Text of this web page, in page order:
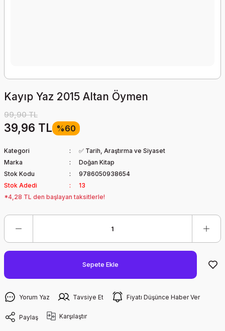
Kayıp Yaz 2015 Altan Öymen
99,90 TL
39,96 TL %60
Kategori
✅ Tarih, Araştırma ve Siyaset
Marka
Doğan Kitap
Stok Kodu
9786050938654
Stok Adedi
13
*4,28 TL den başlayan taksitlerle!
Sepete Ekle
Yorum Yaz Tavsiye Et Fiyatı Düşünce Haber Ver
Paylaş Karşılaştır